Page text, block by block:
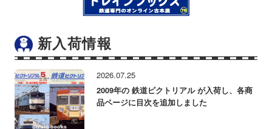
新入荷情報
2026.07.25
2009年の 鉄道ピクトリアル が入荷し、各商
品ページに目次を追加しました